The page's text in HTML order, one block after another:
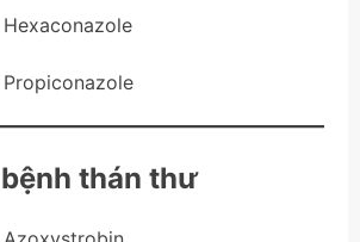
thán thư